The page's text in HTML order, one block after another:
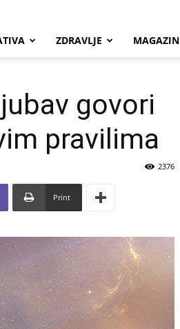
ZDRAVLJE MAGAZIN
govori
pravilima
2376
Print